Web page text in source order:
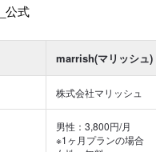
marrish(マリッシュ)
株式会社マリッシュ
男性：3,800円/月
※1ヶ月プランの場合